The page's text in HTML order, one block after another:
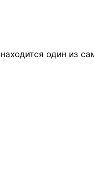
один из